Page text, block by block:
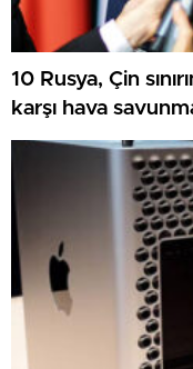
10 Rusya, Çin
karşı hava